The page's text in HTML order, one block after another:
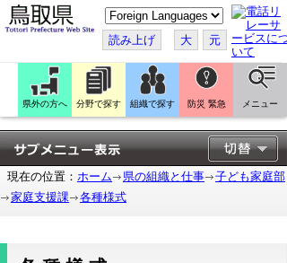
こ
の
ペ
ー
ジ
翻
訳
す
る
読み上げ 大 元
県外の方へ 分野で探す 組織で探す 防災 緊急 メニュー
現在の位置： ホーム 県の組織と仕事
子ども家庭部
家庭支援課
各種様式